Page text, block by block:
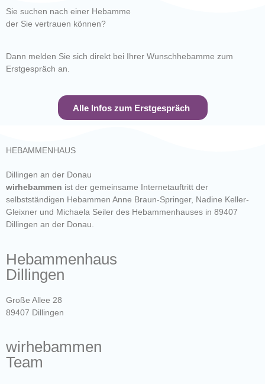
Sie suchen nach einer Hebamme
der Sie vertrauen können?
Dann melden Sie sich direkt bei Ihrer Wunschhebamme zum
Erstgespräch an.
Alle Infos zum Erstgespräch
HEBAMMENHAUS
Dillingen an der Donau
wirhebammen ist der gemeinsame Internetauftritt der
selbstständigen Hebammen Anne Braun-Springer, Nadine Keller-
Gleixner und Michaela Seiler des Hebammenhauses in 89407
Dillingen an der Donau.
Hebammenhaus
Dillingen
Große Allee 28
89407 Dillingen
wirhebammen
Team